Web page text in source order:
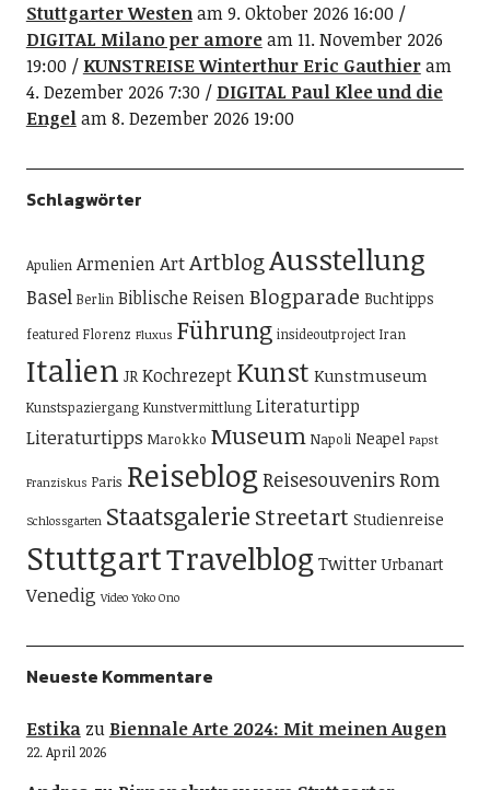
Stuttgarter Westenam 9. Oktober 2026 16:00
DIGITAL Milano per amoream 11. November 2026
19:00
KUNSTREISE Winterthur Eric Gauthieram
4. Dezember 2026 7:30
DIGITAL Paul Klee und die
Engelam 8. Dezember 2026 19:00
Schlagwörter
Apulien ArmenienArtArtblogAusstellung
Basel Berlin Biblische ReisenBlogparade Buchtipps
featured Florenz Fluxus Führung insideoutproject Iran
Italien JR Kochrezept Kunst Kunstmuseum
Kunstspaziergang Kunstvermittlung Literaturtipp
Literaturtipps Marokko Museum Napoli Neapel Papst
Franziskus Paris Reiseblog ReisesouvenirsRom
Schlossgarten Staatsgalerie Streetart Studienreise
StuttgartTravelblog Twitter Urbanart
Venedig Video Yoko Ono
Neueste Kommentare
Estikazu Biennale Arte 2024: Mit meinen Augen
22. April 2026